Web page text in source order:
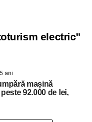
electric"
ani
mașină
92.000 de lei,